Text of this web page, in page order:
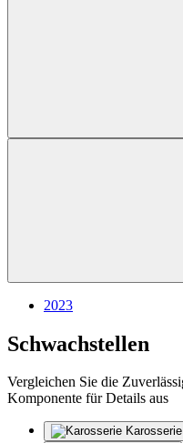
2023
Schwachstellen
Vergleichen Sie die
Komponente für Details aus
Karosserie